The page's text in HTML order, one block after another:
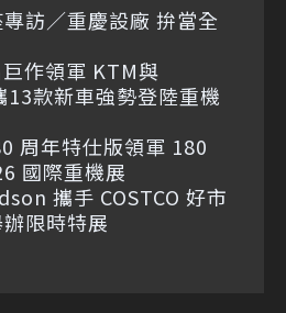
訪／重慶設廠 拚當全
作領軍 KTM與
款新車強勢登陸重機
周年特仕版領軍 180
國際重機展
攜手 COSTCO 好市
限時特展